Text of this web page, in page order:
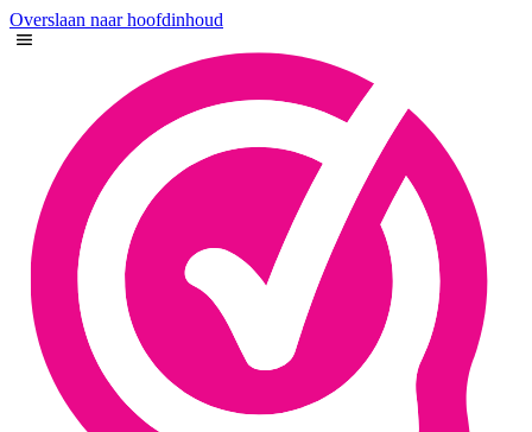
Overslaan naar hoofdinhoud